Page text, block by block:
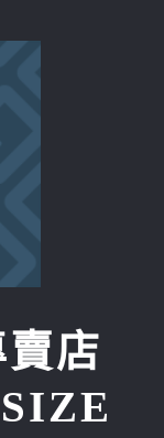
店